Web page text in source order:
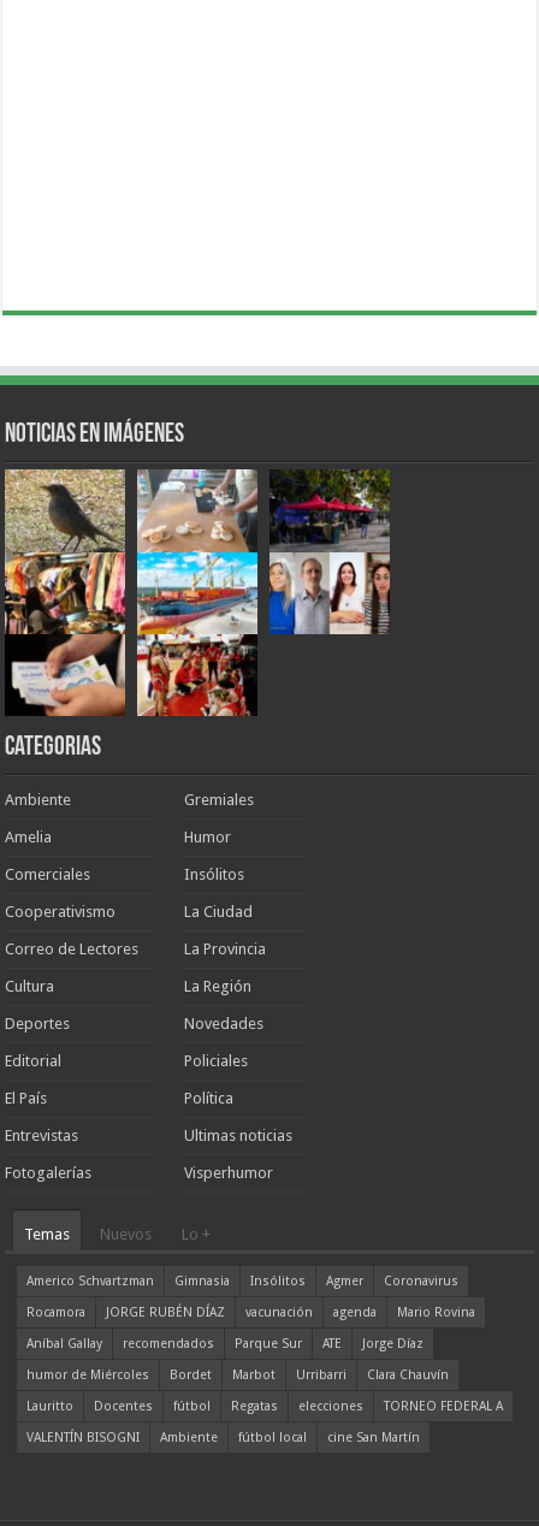
Noticias en Imágenes
Categorias
Ambiente
Amelia
Comerciales
Cooperativismo
Correo de Lectores
Cultura
Deportes
Editorial
El País
Entrevistas
Fotogalerías
Gremiales
Humor
Insólitos
La Ciudad
La Provincia
La Región
Novedades
Policiales
Política
Ultimas noticias
Visperhumor
Temas Nuevos Lo +
Americo Schvartzman Gimnasia Insólitos Agmer
Coronavirus
Rocamora
JORGE RUBÉN DÍAZ vacunación agenda
Mario Rovina
Aníbal Gallay
recomendados Parque Sur ATE
Jorge Díaz
humor de Miércoles
Bordet Marbot Urribarri
Clara Chauvín
Lauritto
Docentes fútbol Regatas elecciones
TORNEO FEDERAL A
VALENTÍN BISOGNI
Ambiente fútbol local cine San Martín